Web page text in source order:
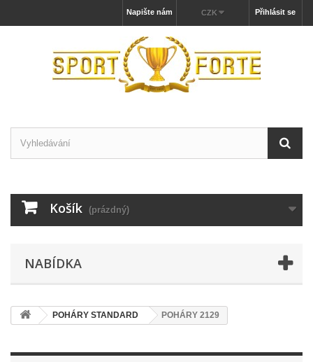
Přihlásit se
CZK
Napište nám
Košík (prázdný)
NABÍDKA
POHÁRY STANDARD POHÁRY 2129